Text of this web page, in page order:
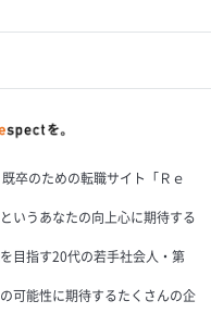
卒のための転職サイト「Ｒｅ
いうあなたの向上心に期待する
目指す20代の若手社会人・第
可能性に期待するたくさんの企